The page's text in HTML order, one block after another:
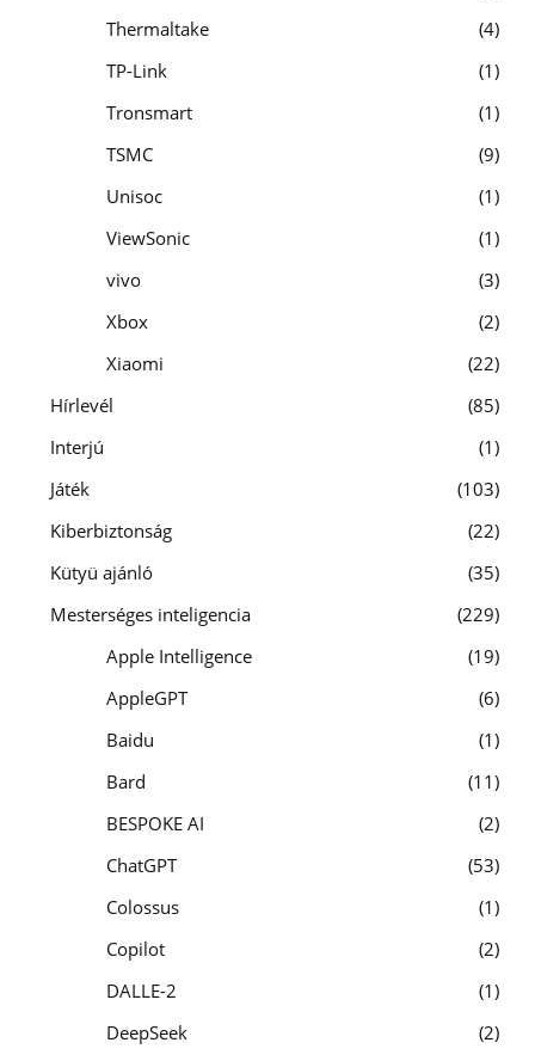
Thermaltake
4
TP-Link
1
Tronsmart
1
TSMC
9
Unisoc
1
ViewSonic
1
vivo
3
Xbox
2
Xiaomi
22
Hírlevél
85
Interjú
1
Játék
103
Kiberbiztonság
22
Kütyü ajánló
35
Mesterséges inteligencia
229
Apple Intelligence
19
AppleGPT
6
Baidu
1
Bard
11
BESPOKE AI
2
ChatGPT
53
Colossus
1
Copilot
2
DALLE-2
1
DeepSeek
2